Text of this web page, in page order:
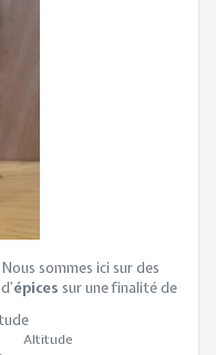
sommes ici sur des
épices sur une finalité de
Altitude